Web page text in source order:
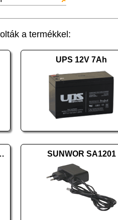
a termékkel:
UPS 12V 7Ah
SUNWOR SA1201